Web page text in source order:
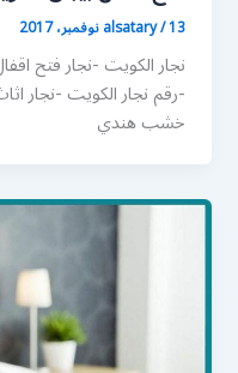
alsatary/13 نوفمبر، 2017
نجار الكويت -نجار فتح
-رقم نجار الكويت -نجار
خشب هندي